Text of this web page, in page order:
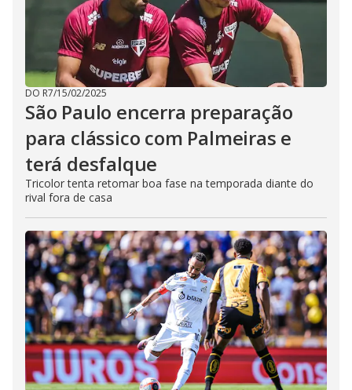
DO R7/15/02/2025
São Paulo encerra preparação
para clássico com Palmeiras e
terá desfalque
Tricolor tenta retomar boa fase na temporada diante do
rival fora de casa